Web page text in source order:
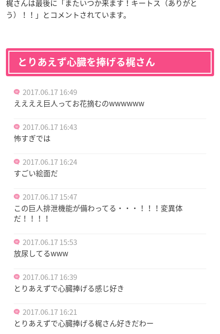
梶さんは最後に「またいつか来ます！キートス（ありがと
う）！！」とコメントされています。
とりあえず心臓を捧げる梶さん
2017.06.17 16:49
ええええ巨人ってお花摘むのwwwwww
2017.06.17 16:43
怖すぎでは
2017.06.17 16:24
すごい絵面だ
2017.06.17 15:47
この巨人排泄機能が備わってる・・・！！！変異体
だ！！！！
2017.06.17 15:53
放尿してるwww
2017.06.17 16:39
とりあえずで心臓捧げる感じ好き
2017.06.17 16:21
とりあえずで心臓捧げる梶さん好きだわー